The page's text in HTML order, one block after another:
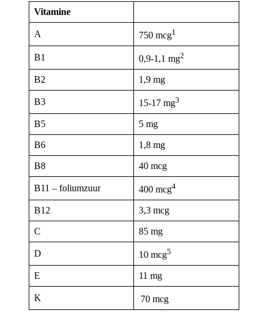
Vitamine
A 750 mcg1
B1 0,9-1,1 mg2
B2 1,9 mg
B3 15-17 mg3
B5 5 mg
B6 1,8 mg
B8 40 mcg
B11 – foliumzuur 400 mcg4
B12 3,3 mcg
C 85 mg
D 10 mcg5
E 11 mg
K 70 mcg